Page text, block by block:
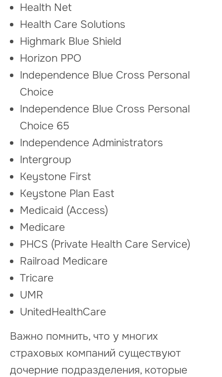
Health Net
Health Care Solutions
Highmark Blue Shield
Horizon PPO
Independence Blue Cross Personal
Choice
Independence Blue Cross Personal
Choice 65
Independence Administrators
Intergroup
Keystone First
Keystone Plan East
Medicaid (Access)
Medicare
PHCS (Private Health Care Service)
Railroad Medicare
Tricare
UMR
UnitedHealthCare
Важно помнить, что у многих
страховых компаний существуют
дочерние подразделения, которые